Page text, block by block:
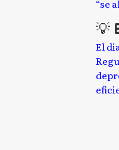
“se
💡
El